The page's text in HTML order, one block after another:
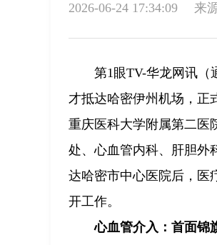
2026-06-24 17:34:09 来
第1眼TV-华龙网讯（
才抵达哈密伊州机场，正
重庆医科大学附属第二医
处、心血管内科、肝胆外
达哈密市中心医院后，医
开工作。
心血管介入：首面锦